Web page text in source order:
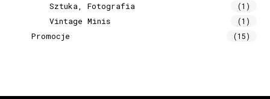
Sztuka, Fotografia (1)
Vintage Minis (1)
Promocje (15)